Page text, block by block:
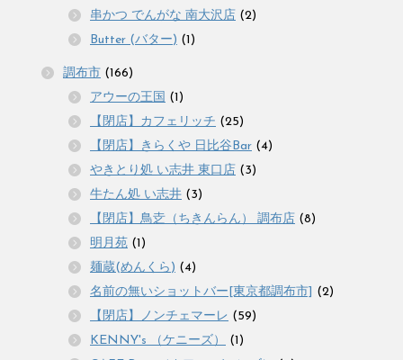
串かつ でんがな 南大沢店 (2)
Butter (バター) (1)
調布市 (166)
アウーの王国 (1)
【閉店】カフェリッチ (25)
【閉店】きらくや 日比谷Bar (4)
やきとり処 い志井 東口店 (3)
牛たん処 い志井 (3)
【閉店】鳥赱（ちきんらん） 調布店 (8)
明月苑 (1)
麺蔵(めんくら) (4)
名前の無いショットバー[東京都調布市]
(2)
【閉店】ノンチェマーレ (59)
KENNY's （ケニーズ）
(1)